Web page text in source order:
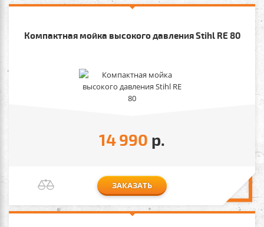
Компактная мойка высокого давления Stihl RE 80
14 990 р.
ЗАКАЗАТЬ